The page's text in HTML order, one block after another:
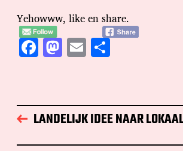
Yehowww, like en share.
F
ac
b
o
o
M
as
d
o
n
E
m
l
D
n
LANDELIJK IDEE NAAR